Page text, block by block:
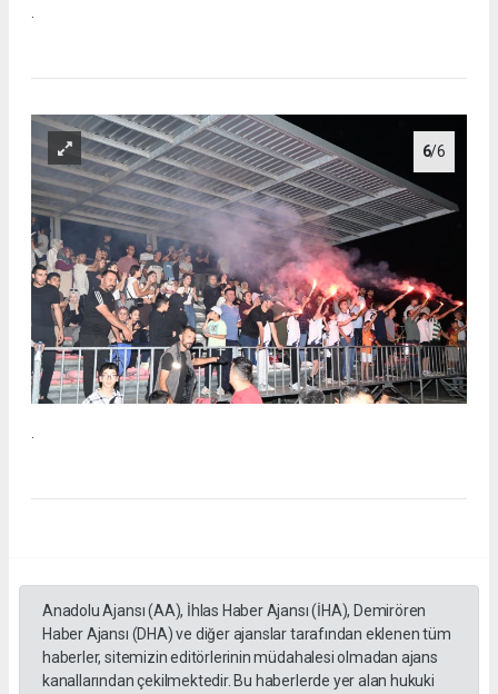
6/6
.
Anadolu Ajansı (AA), İhlas Haber Ajansı (İHA), Demirören
Haber Ajansı (DHA) ve diğer ajanslar tarafından eklenen tüm
haberler, sitemizin editörlerinin müdahalesi olmadan ajans
kanallarından çekilmektedir. Bu haberlerde yer alan hukuki